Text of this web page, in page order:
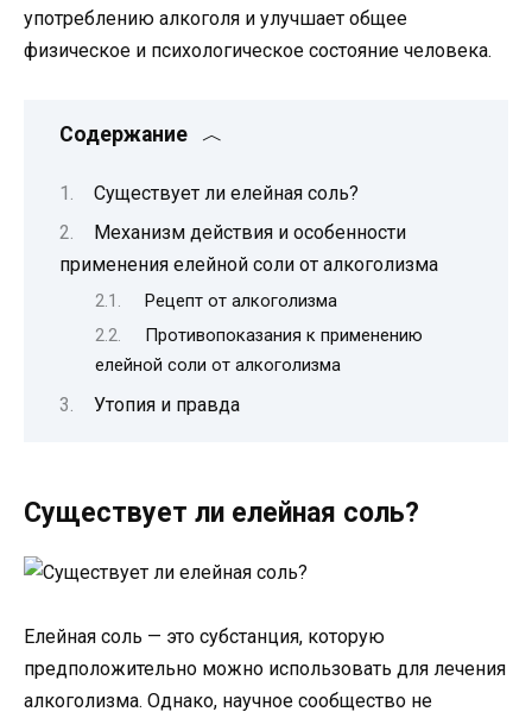
употреблению алкоголя и улучшает общее
физическое и психологическое состояние человека.
Содержание
Существует ли елейная соль?
Механизм действия и особенности
применения елейной соли от алкоголизма
Рецепт от алкоголизма
Противопоказания к применению
елейной соли от алкоголизма
Утопия и правда
Существует ли елейная соль?
Елейная соль — это субстанция, которую
предположительно можно использовать для лечения
алкоголизма. Однако, научное сообщество не